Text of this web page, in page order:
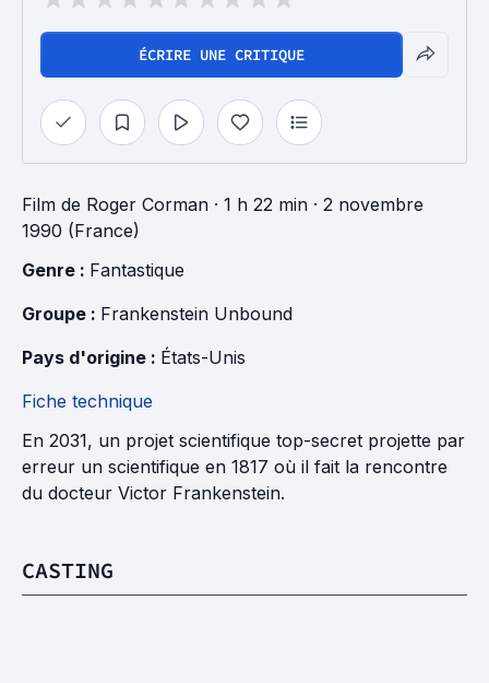
ÉCRIRE UNE CRITIQUE
Film de Roger Corman · 1 h 22 min · 2 novembre
1990 (France)
Genre : Fantastique
Groupe : Frankenstein Unbound
Pays d'origine : États-Unis
Fiche technique
En 2031, un projet scientifique top-secret projette par
erreur un scientifique en 1817 où il fait la rencontre
du docteur Victor Frankenstein.
CASTING